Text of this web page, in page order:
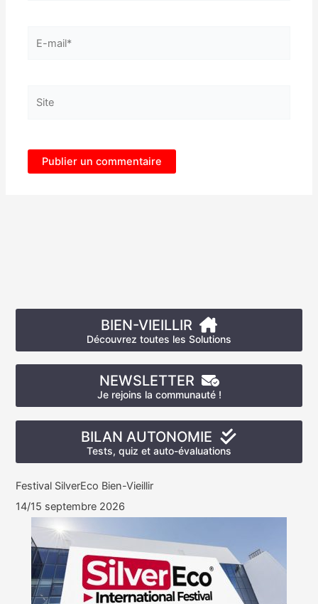
mail*
BIEN-VIEILLIR
Découvrez toutes les Solutions
NEWSLETTER
Je rejoins la communauté !
BILAN AUTONOMIE
Tests, quiz et auto-évaluations
Festival SilverEco Bien-Vieillir
14/15 septembre 2026